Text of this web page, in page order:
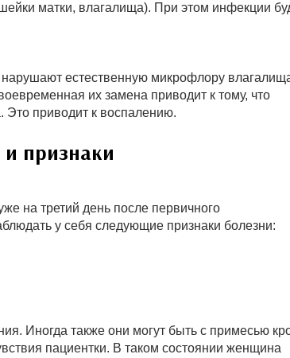
матки, влагалища). При этом инфекции
естественную микрофлору
их замена приводит к тому, что
Это приводит к воспалению.
признаки
на третий день после первичного
у себя следующие признаки болезни:
Иногда также они могут быть с примесью
пациентки. В таком состоянии женщина